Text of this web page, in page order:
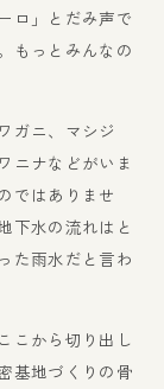
ロ」とだみ声で
もっとみんなの
ニ、マシジ
ニナなどがいま
ではありませ
下水の流れはと
た雨水だと言わ
から切り出し
基地づくりの骨